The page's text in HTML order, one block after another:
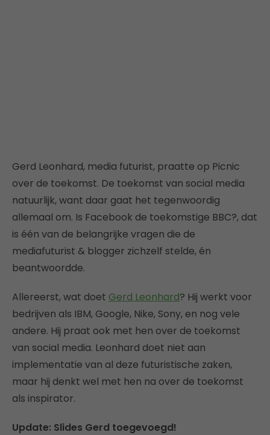
Gerd Leonhard, media futurist, praatte op Picnic
over de toekomst. De toekomst van social media
natuurlijk, want daar gaat het tegenwoordig
allemaal om. Is Facebook de toekomstige BBC?, dat
is één van de belangrijke vragen die de
mediafuturist & blogger zichzelf stelde, én
beantwoordde.
Allereerst, wat doet Gerd Leonhard? Hij werkt voor
bedrijven als IBM, Google, Nike, Sony, en nog vele
andere. Hij praat ook met hen over de toekomst
van social media. Leonhard doet niet aan
implementatie van al deze futuristische zaken,
maar hij denkt wel met hen na over de toekomst
als inspirator.
Update: Slides Gerd toegevoegd!